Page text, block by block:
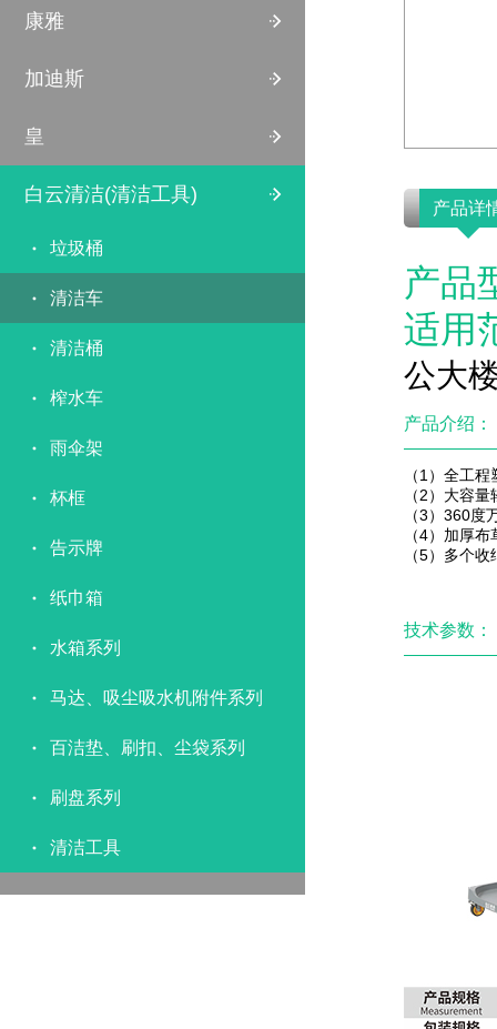
康雅
加迪斯
皇
白云清洁(清洁工具)
垃圾桶
清洁车
清洁桶
榨水车
雨伞架
杯框
告示牌
纸巾箱
水箱系列
马达、吸尘吸水机附件系列
百洁垫、刷扣、尘袋系列
刷盘系列
清洁工具
产品详
产品
适用
公大
产品介绍：
（1）全工
（2）大容
（3）360
（4）加厚
（5）多个
技术参数：